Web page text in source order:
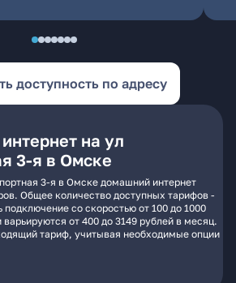
доступность по адресу
на ул
3-я в Омске
3-я в Омске домашний интернет
Общее количество доступных тарифов -
со скоростью от 100 до 1000
от 400 до 3149 рублей в месяц.
тариф, учитывая необходимые опции